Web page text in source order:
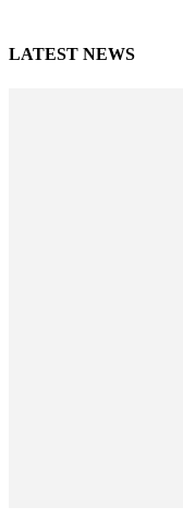
LATEST NEWS